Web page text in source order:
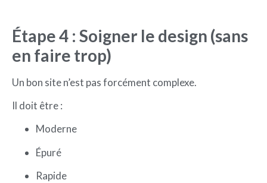
Étape 4 : Soigner le design (sans
en faire trop)
Un bon site n’est pas forcément complexe.
Il doit être :
Moderne
Épuré
Rapide